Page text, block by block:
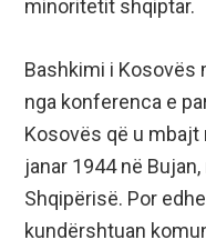
minoritetit shqiptar.
Bashkimi i Kosovës
nga konferenca e
Kosovës që u mbajt
janar 1944 në
Shqipërisë. Por
kundërshtuan